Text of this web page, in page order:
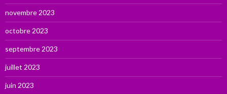
novembre 2023
octobre 2023
septembre 2023
juillet 2023
juin 2023